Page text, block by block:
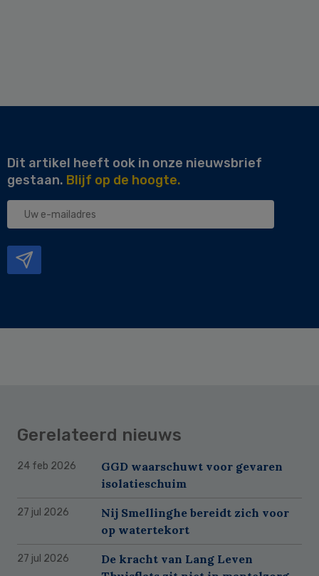
Dit artikel heeft ook in onze nieuwsbrief
gestaan. Blijf op de hoogte.
Uw
Gerelateerd nieuws
24 feb 2026
GGD waarschuwt voor gevaren
isolatieschuim
27 jul 2026
Nij Smellinghe bereidt zich voor
op watertekort
27 jul 2026
De kracht van Lang Leven